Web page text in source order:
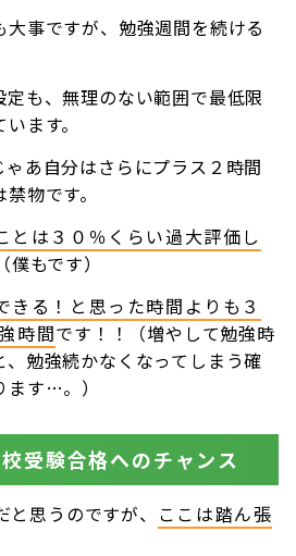
事ですが、勉強週間を続ける
も、無理のない範囲で最低限
ます。
あ自分はさらにプラス２時間
物です。
とは３０％くらい過大評価し
僕もです）
きる！と思った時間よりも３
時間です！！（増やして勉強時
勉強続かなくなってしまう確
す…。）
受験合格へのチャンス
思うのですが、 ここは踏ん張